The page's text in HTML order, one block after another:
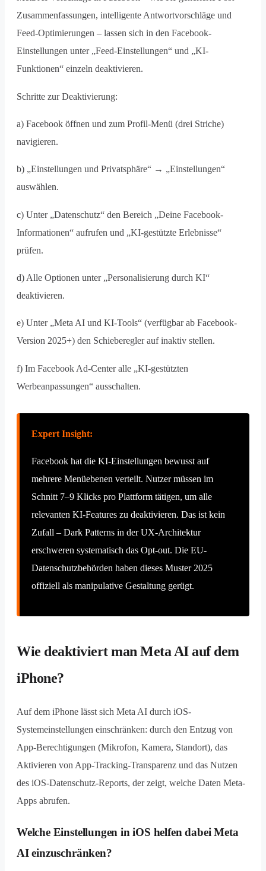
Zusammenfassungen, intelligente Antwortvorschläge und
Feed-Optimierungen – lassen sich in den Facebook-
Einstellungen unter „Feed-Einstellungen“ und „KI-
Funktionen“ einzeln deaktivieren.
Schritte zur Deaktivierung:
a) Facebook öffnen und zum Profil-Menü (drei Striche)
navigieren.
b) „Einstellungen und Privatsphäre“ → „Einstellungen“
auswählen.
c) Unter „Datenschutz“ den Bereich „Deine Facebook-
Informationen“ aufrufen und „KI-gestützte Erlebnisse“
prüfen.
d) Alle Optionen unter „Personalisierung durch KI“
deaktivieren.
e) Unter „Meta AI und KI-Tools“ (verfügbar ab Facebook-
Version 2025+) den Schieberegler auf inaktiv stellen.
f) Im Facebook Ad-Center alle „KI-gestützten
Werbeanpassungen“ ausschalten.
Expert Insight:
Facebook hat die KI-Einstellungen bewusst auf
mehrere Menüebenen verteilt. Nutzer müssen im
Schnitt 7–9 Klicks pro Plattform tätigen, um alle
relevanten KI-Features zu deaktivieren. Das ist kein
Zufall – Dark Patterns in der UX-Architektur
erschweren systematisch das Opt-out. Die EU-
Datenschutzbehörden haben dieses Muster 2025
offiziell als manipulative Gestaltung gerügt.
Wie deaktiviert man Meta AI auf dem
iPhone?
Auf dem iPhone lässt sich Meta AI durch iOS-
Systemeinstellungen einschränken: durch den Entzug von
App-Berechtigungen (Mikrofon, Kamera, Standort), das
Aktivieren von App-Tracking-Transparenz und das Nutzen
des iOS-Datenschutz-Reports, der zeigt, welche Daten Meta-
Apps abrufen.
Welche Einstellungen in iOS helfen dabei Meta
AI einzuschränken?